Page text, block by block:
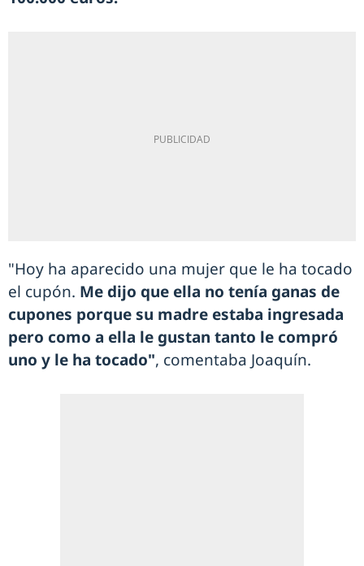
"Hoy ha aparecido una mujer que le ha tocado
el cupón. Me dijo que ella no tenía ganas de
cupones porque su madre estaba ingresada
pero como a ella le gustan tanto le compró
uno y le ha tocado", comentaba Joaquín.